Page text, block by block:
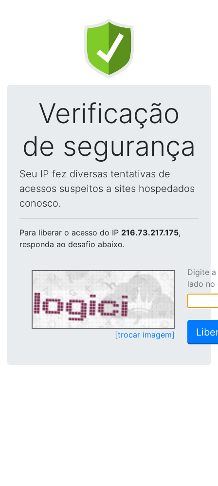
Verificação
de segurança
Seu IP fez diversas tentativas de
acessos suspeitos a sites hospedados
conosco.
Para liberar o acesso do IP 216.73.217.175,
responda ao desafio abaixo.
[trocar imagem]
Digite
lado no